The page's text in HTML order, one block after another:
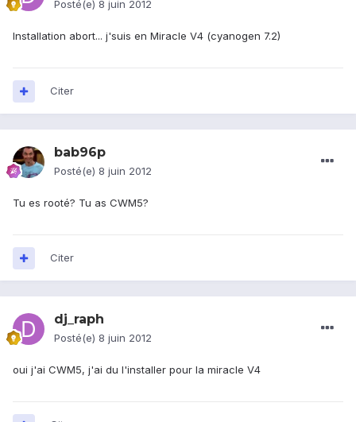
Posté(e) 8 juin 2012
Installation abort... j'suis en Miracle V4 (cyanogen 7.2)
Citer
bab96p
Posté(e) 8 juin 2012
Tu es rooté? Tu as CWM5?
Citer
dj_raph
Posté(e) 8 juin 2012
oui j'ai CWM5, j'ai du l'installer pour la miracle V4